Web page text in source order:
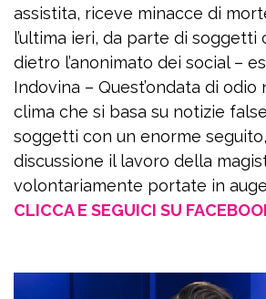
assistita, riceve minacce di
l’ultima ieri, da parte di
dietro l’anonimato dei social –
Indovina – Quest’ondata di odio
clima che si basa su notizie
soggetti con un enorme
discussione il lavoro della
volontariamente portate in
CLICCA E SEGUICI SU